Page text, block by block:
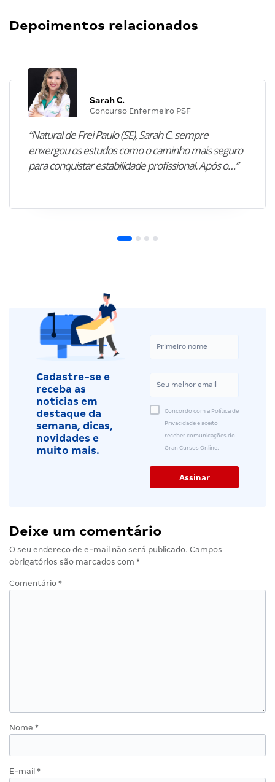
Depoimentos relacionados
Sarah C.
Concurso Enfermeiro PSF
“Natural de Frei Paulo (SE), Sarah C. sempre
enxergou os estudos como o caminho mais seguro
para conquistar estabilidade profissional. Após o…”
Cadastre-se e
receba as
notícias em
destaque da
semana, dicas,
novidades e
muito mais.
Concordo com a Política de
Privacidade e aceito
receber comunicações do
Gran Cursos Online.
Deixe um comentário
O seu endereço de e-mail não será publicado. Campos
obrigatórios são marcados com *
Comentário *
Nome *
E-mail *